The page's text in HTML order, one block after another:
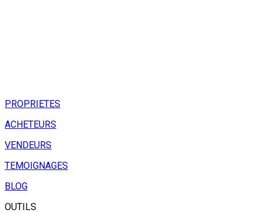
PROPRIETES
ACHETEURS
VENDEURS
TEMOIGNAGES
BLOG
OUTILS